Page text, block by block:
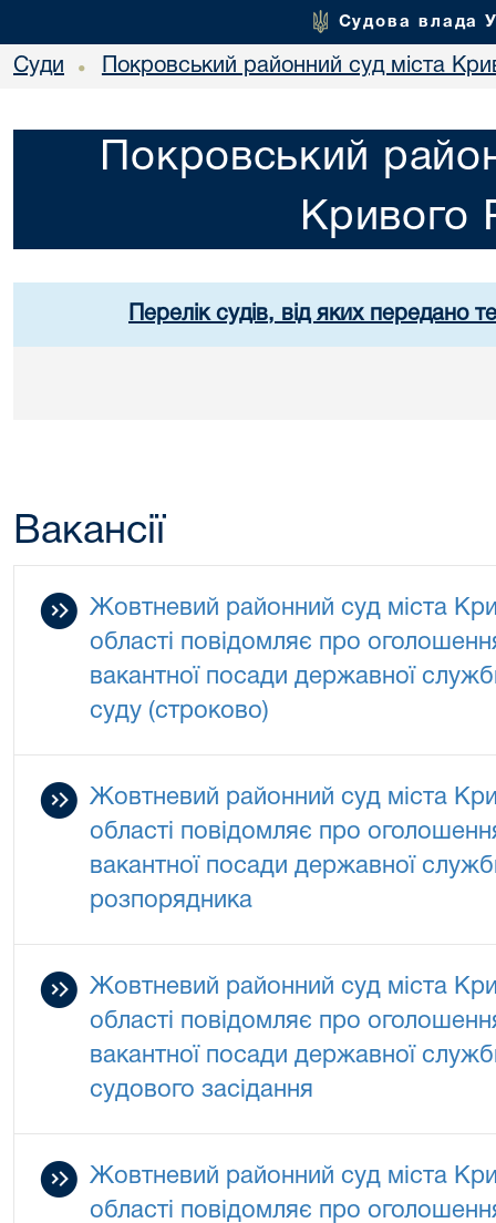
Судова влада
Суди • Покровський районний суд міста
Покровський
Кривого
Перелік судів, від яких передано
Вакансії
Жовтневий районний суд міста
області повідомляє про
вакантної посади державної
суду (строково)
Жовтневий районний суд міста
області повідомляє про
вакантної посади державної
розпорядника
Жовтневий районний суд міста
області повідомляє про
вакантної посади державної
судового засідання
Жовтневий районний суд міста
області повідомляє про